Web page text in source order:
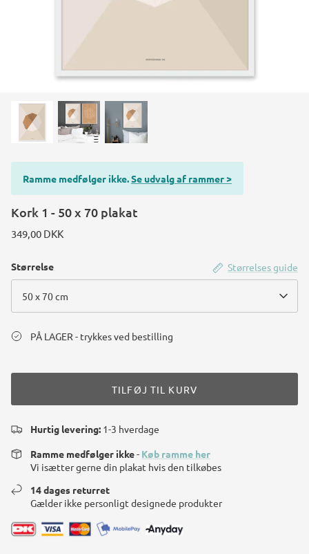
Ramme medfølger ikke.Se udvalg af rammer >
Kork 1 - 50 x 70 plakat
349,00 DKK
Størrelses guide
Størrelse
50 x 70 cm
PÅ LAGER - trykkes ved bestilling
TILFØJ TIL KURV
Hurtig levering: 1-3 hverdage
Ramme medfølger ikke- Køb ramme her
Vi isætter gerne din plakat hvis den tilkøbes
14 dages returret
Gælder ikke personligt designede produkter